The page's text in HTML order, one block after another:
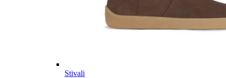
Stivali